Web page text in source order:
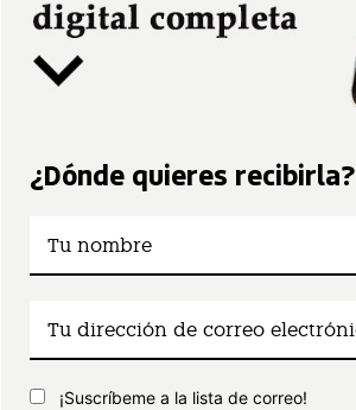
¿Dónde quieres recibirla?
¡Suscríbeme a la lista de correo!